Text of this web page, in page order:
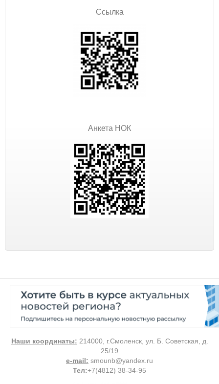
Ссылка
Анкета НОК
Наши координаты: 214000, г.Смоленск, ул. Б. Советская, д.
25/19
e-mail: smounb@yandex.ru
Тел:+7(4812) 38-34-95